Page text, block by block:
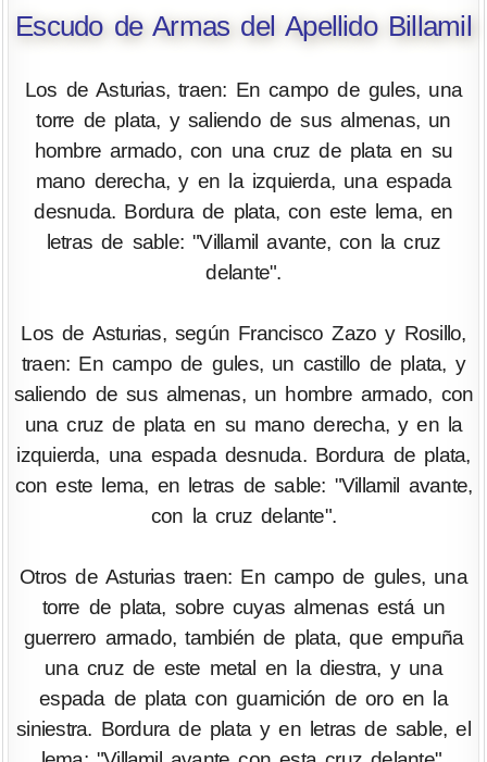
Escudo de Armas del Apellido Billamil
Los de Asturias, traen: En campo de gules, una
torre de plata, y saliendo de sus almenas, un
hombre armado, con una cruz de plata en su
mano derecha, y en la izquierda, una espada
desnuda. Bordura de plata, con este lema, en
letras de sable: "Villamil avante, con la cruz
delante".
Los de Asturias, según Francisco Zazo y Rosillo,
traen: En campo de gules, un castillo de plata, y
saliendo de sus almenas, un hombre armado, con
una cruz de plata en su mano derecha, y en la
izquierda, una espada desnuda. Bordura de plata,
con este lema, en letras de sable: "Villamil avante,
con la cruz delante".
Otros de Asturias traen: En campo de gules, una
torre de plata, sobre cuyas almenas está un
guerrero armado, también de plata, que empuña
una cruz de este metal en la diestra, y una
espada de plata con guarnición de oro en la
siniestra. Bordura de plata y en letras de sable, el